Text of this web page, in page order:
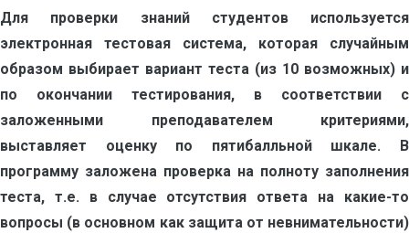
Для проверки знаний студентов используется
электронная тестовая система, которая случайным
образом выбирает вариант теста (из 10 возможных) и
по окончании тестирования, в соответствии с
заложенными преподавателем критериями,
выставляет оценку по пятибалльной шкале. В
программу заложена проверка на полноту заполнения
теста, т.е. в случае отсутствия ответа на какие-то
вопросы (в основном как защита от невнимательности)